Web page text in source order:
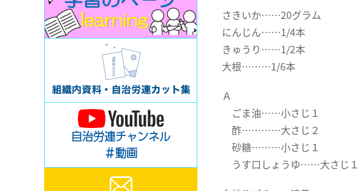
自治労連チャンネル
＃動画
さきいか……20グラム
にんじん……1/4本
きゅうり……1/2本
大根………1/6本
Ａ
ごま油……小さじ１
酢…………大さじ２
砂糖………小さじ１
うす口しょうゆ……大さじ１